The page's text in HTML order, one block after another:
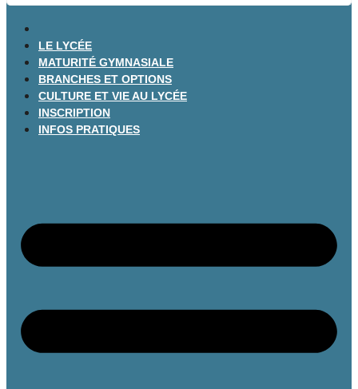
LE LYCÉE
MATURITÉ GYMNASIALE
BRANCHES ET OPTIONS
CULTURE ET VIE AU LYCÉE
INSCRIPTION
INFOS PRATIQUES